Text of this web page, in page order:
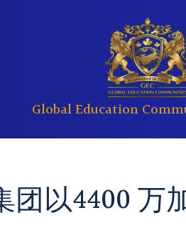
Global Education
提交文件
公司管理以4400 万